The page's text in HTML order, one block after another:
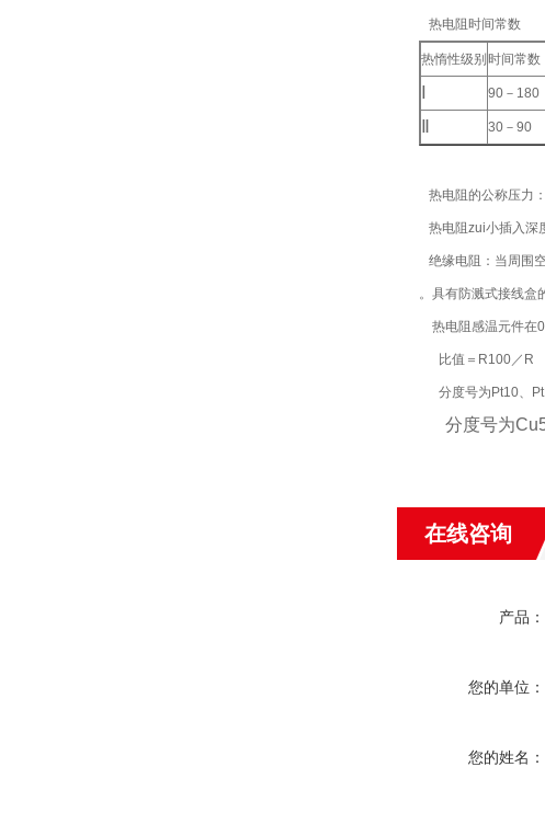
热电阻时间常数
热惰性级别 时间常数
90－180
30－90
热电阻的公称压力
热电阻zui小插入深
绝缘电阻：当周围
。具有防溅式接线盒
热电阻感温元件在
比值＝R100／R
分度号为Pt10、
分度号为
在线咨询
产品：
您的单位：
您的姓名：